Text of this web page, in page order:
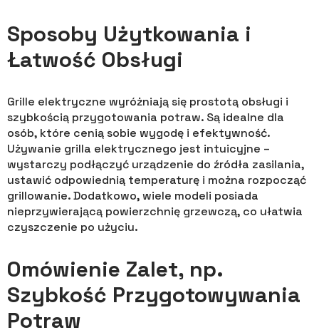
Sposoby Użytkowania i
Łatwość Obsługi
Grille elektryczne wyróżniają się prostotą obsługi i
szybkością przygotowania potraw. Są idealne dla
osób, które cenią sobie wygodę i efektywność.
Używanie grilla elektrycznego jest intuicyjne –
wystarczy podłączyć urządzenie do źródła zasilania,
ustawić odpowiednią temperaturę i można rozpocząć
grillowanie. Dodatkowo, wiele modeli posiada
nieprzywierającą powierzchnię grzewczą, co ułatwia
czyszczenie po użyciu.
Omówienie Zalet, np.
Szybkość Przygotowywania
Potraw